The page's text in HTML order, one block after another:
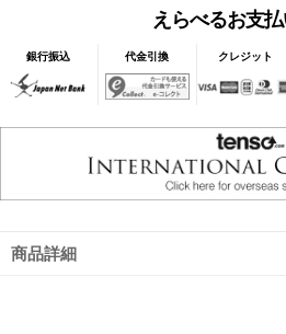
えらべるお支
銀行振込 代金引換 クレジット
商品詳細